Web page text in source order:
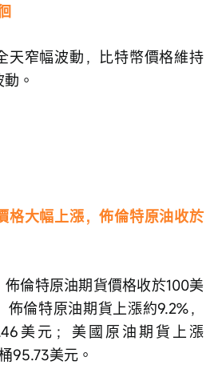
天窄幅波動，比特幣價格維持
。
格大幅上漲，佈倫特原油收於
倫特原油期貨價格收於100美
倫特原油期貨上漲約9.2%，
美元；美國原油期貨上漲
95.73美元。